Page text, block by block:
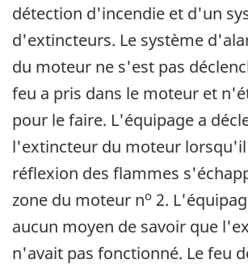
détection d'incendie et d'un
d'extincteurs. Le système
du moteur ne s'est pas
feu a pris dans le moteur et
pour le faire. L'équipage a
l'extincteur du moteur lorsqu'il
réflexion des flammes
zone du moteur no 2.
aucun moyen de savoir que
n'avait pas fonctionné. Le feu